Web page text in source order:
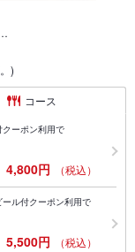
)
コース
ーポン利用で
4,800円 （税込）
ル付クーポン利用で
5,500円 （税込）